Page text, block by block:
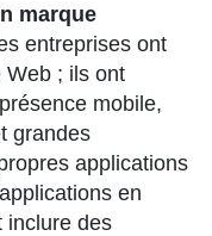
marque
entreprises ont
Web ; ils ont
mobile,
grandes
applications
en
inclure des